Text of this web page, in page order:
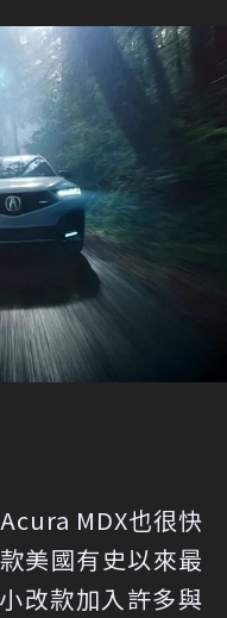
MDX也很快
美國有史以來最
改款加入許多與